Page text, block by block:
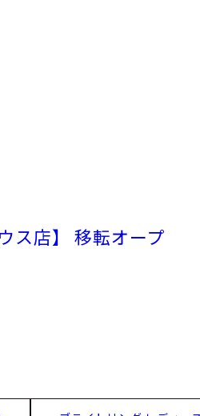
ス店】 移転オープ